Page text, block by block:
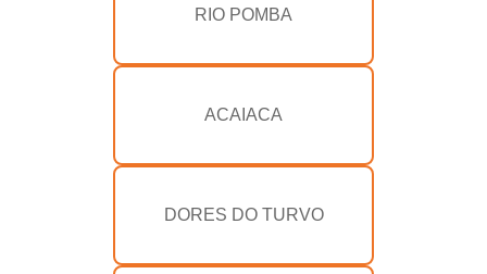
RIO POMBA
ACAIACA
DORES DO TURVO